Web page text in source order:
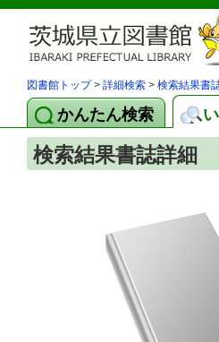
図書館トップ> 詳細検索 > 検索結果書
かんたん検索
検索結果書誌詳細